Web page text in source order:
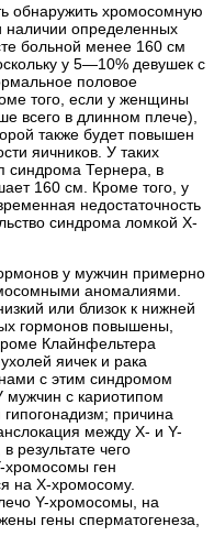
обнаружить хромосомную
определенных
больной менее 160 см
у 5—10% девушек с
половое
того, если у женщины
всего в длинном плече),
также будет повышен
яичников. У таких
синдрома Тернера, в
160 см. Кроме того, у
недостаточность
синдрома ломкой Х-
у мужчин примерно
аномалиями.
или близок к нижней
гормонов повышены,
Клайнфельтера
яичек и рака
с этим синдромом
с кариотипом
причина
между Х- и Y-
результате чего
хромосомы ген
на Х-хромосому.
Y-хромосомы, на
гены сперматогенеза,